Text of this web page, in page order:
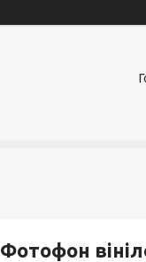
Фотофон